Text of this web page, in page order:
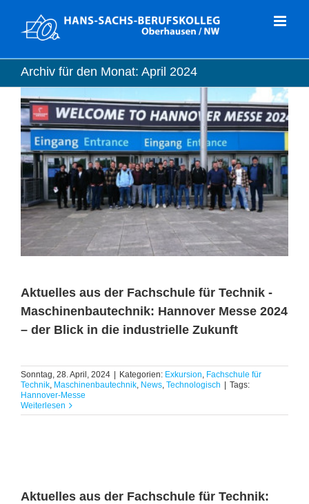
springen
Archiv für den Monat: April 2024
Aktuelles aus der Fachschule für Technik -
Maschinenbautechnik: Hannover Messe 2024
– der Blick in die industrielle Zukunft
Sonntag, 28. April, 2024 | Kategorien: Exkursion Fachschule für
Technik Maschinenbautechnik News Technologisch | Tags:
Hannover-Messe
Weiterlesen
Aktuelles aus der Fachschule für Technik: